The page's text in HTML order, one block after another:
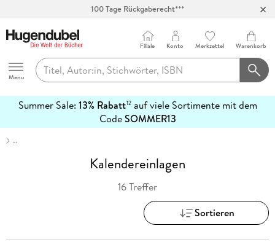
100 Tage Rückgaberecht***
Hugendubel
Menu
Filiale Konto Merkzettel Warenkorb
Summer Sale: 13% Rabatt12auf viele Sortimente mit dem
CodeSOMMER13
erfahren
…
Kalendereinlagen
16 Treffer
Sortieren